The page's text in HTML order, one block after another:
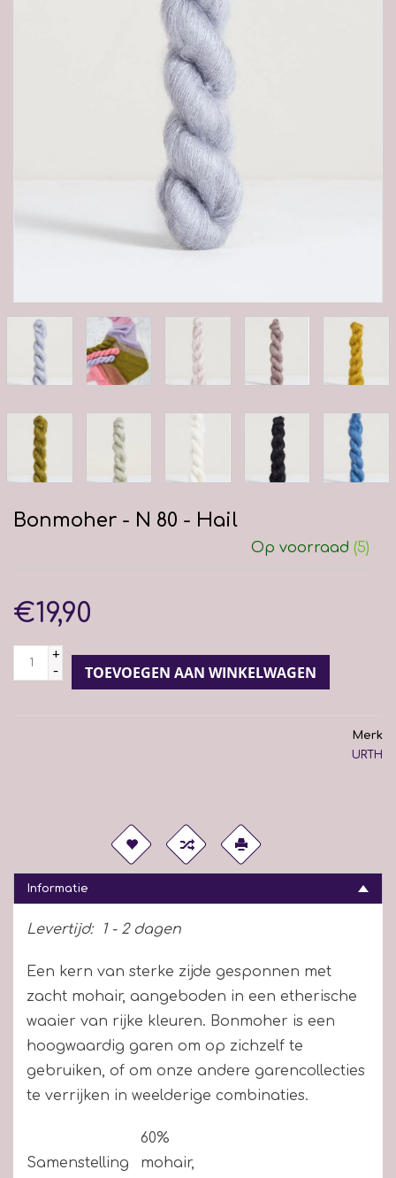
Bonmoher - N 80 - Hail
Op voorraad (5)
€19,90
+
-
TOEVOEGEN AAN WINKELWAGEN
Merk
URTH
Informatie
Levertijd: 1 - 2 dagen
Een kern van sterke zijde gesponnen met
zacht mohair, aangeboden in een etherische
waaier van rijke kleuren. Bonmoher is een
hoogwaardig garen om op zichzelf te
gebruiken, of om onze andere garencollecties
te verrijken in weelderige combinaties.
Samenstelling
60%
mohair,